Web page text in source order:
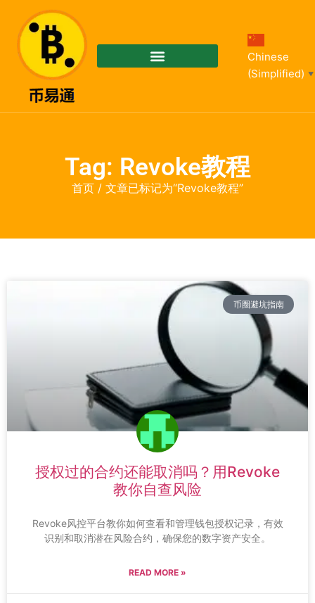
Chinese
(Simplified)
▼
Tag: Revoke教程
首页 / 文章已标记为“Revoke教程”
币圈避坑指南
授权过的合约还能取消吗？用Revoke
教你自查风险
Revoke风控平台教你如何查看和管理钱包授权记录，有效
识别和取消潜在风险合约，确保您的数字资产安全。
READ MORE »